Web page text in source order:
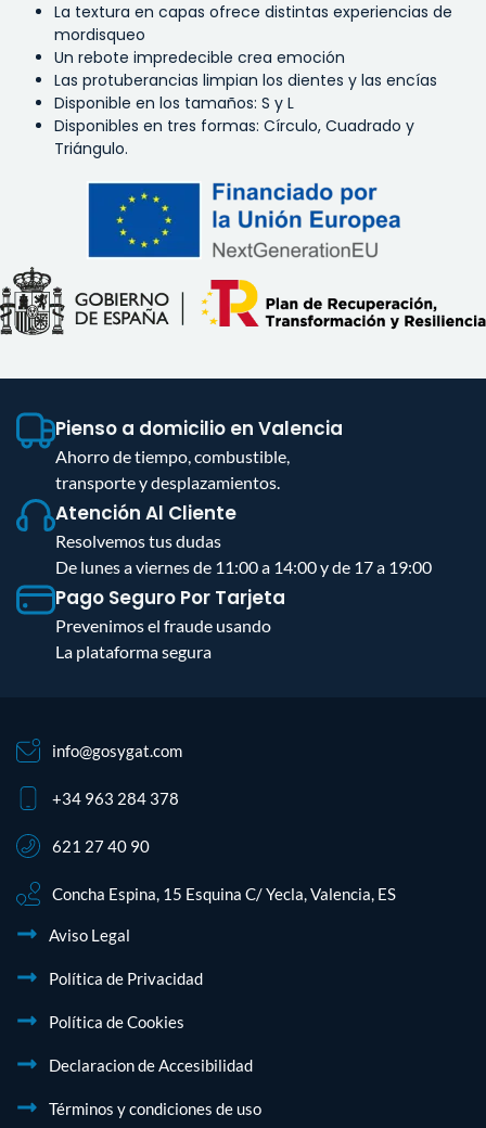
La textura en capas ofrece distintas experiencias de
mordisqueo
Un rebote impredecible crea emoción
Las protuberancias limpian los dientes y las encías
Disponible en los tamaños: S y L
Disponibles en tres formas: Círculo, Cuadrado y
Triángulo.
Pienso a domicilio en Valencia
Ahorro de tiempo, combustible,
transporte y desplazamientos.
Atención Al Cliente
Resolvemos tus dudas
De lunes a viernes de 11:00 a 14:00 y de 17 a 19:00
Pago Seguro Por Tarjeta
Prevenimos el fraude usando
La plataforma segura
info@gosygat.com
+34 963 284 378
621 27 40 90
Concha Espina, 15 Esquina C/ Yecla, Valencia, ES
Aviso Legal
Política de Privacidad
Política de Cookies
Declaracion de Accesibilidad
Términos y condiciones de uso